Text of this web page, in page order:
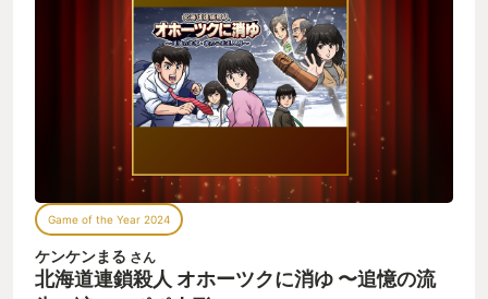
Game of the Year 2024
ケンケンまる さん
北海道連鎖殺人 オホーツクに消ゆ 〜追憶の流